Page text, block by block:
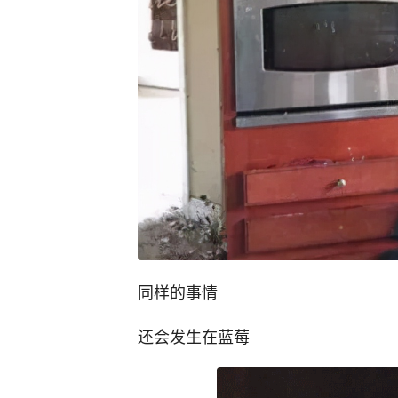
同样的事情
还会发生在蓝莓